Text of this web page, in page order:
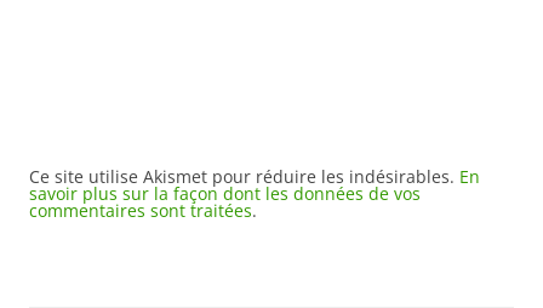
Ce site utilise Akismet pour réduire les indésirables. En
savoir plus sur la façon dont les données de vos
commentaires sont traitées.